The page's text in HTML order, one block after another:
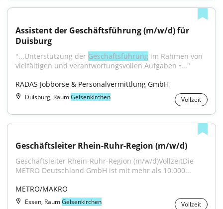
Assistent der Geschäftsführung (m/w/d) für
Duisburg
"...Unterstützung der Geschäftsführung im Rahmen von
vielfältigen und verantwortungsvollen Aufgaben •..."
RADAS Jobbörse & Personalvermittlung GmbH
Duisburg, RaumGelsenkirchen Vollzeit
Geschäftsleiter Rhein-Ruhr-Region (m/w/d)
Geschäftsleiter Rhein-Ruhr-Region (m/w/d)VollzeitDie
METRO Deutschland GmbH ist mit mehr als 10.000...
METRO/MAKRO
Essen, RaumGelsenkirchen
Vollzeit